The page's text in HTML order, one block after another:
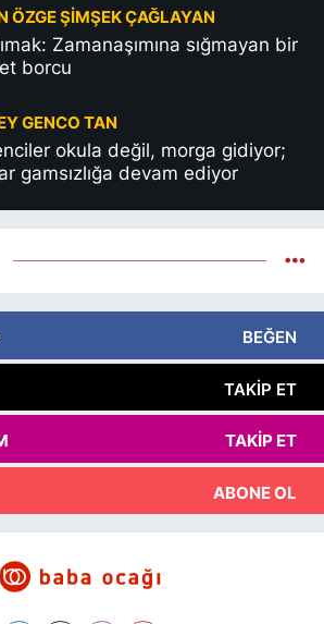
ÖZGE ŞIMŞEK ÇAĞLAYAN
Zamanaşımına sığmayan bir
borcu
GENCO TAN
okula değil, morga gidiyor;
gamsızlığa devam ediyor
BEĞEN
TAKIP ET
TAKIP ET
ABONE OL